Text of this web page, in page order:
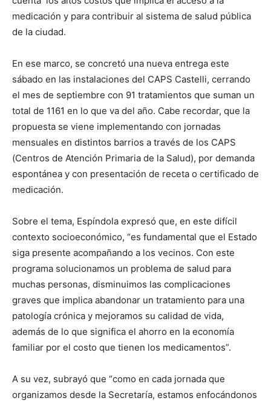
medicación y para contribuir al sistema de salud pública
de la ciudad.
En ese marco, se concretó una nueva entrega este
sábado en las instalaciones del CAPS Castelli, cerrando
el mes de septiembre con 91 tratamientos que suman un
total de 1161 en lo que va del año. Cabe recordar, que la
propuesta se viene implementando con jornadas
mensuales en distintos barrios a través de los CAPS
(Centros de Atención Primaria de la Salud), por demanda
espontánea y con presentación de receta o certificado de
medicación.
Sobre el tema, Espíndola expresó que, en este difícil
contexto socioeconómico, “es fundamental que el Estado
siga presente acompañando a los vecinos. Con este
programa solucionamos un problema de salud para
muchas personas, disminuimos las complicaciones
graves que implica abandonar un tratamiento para una
patología crónica y mejoramos su calidad de vida,
además de lo que significa el ahorro en la economía
familiar por el costo que tienen los medicamentos”.
A su vez, subrayó que “como en cada jornada que
organizamos desde la Secretaría, estamos enfocándonos